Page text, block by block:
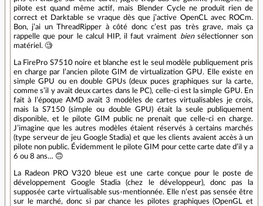
pilote est quand même actif, mais Blender Cycle ne produit rien de
correct et Darktable se vraque dès que j’active OpenCL avec ROCm.
Bon, j’ai un ThreadRipper à côté donc c’est pas très grave, mais ça
rappelle que pour le calcul HIP, il faut vraiment biensélectionner son
matériel. 🧐️
La FirePro S7510 noire et blanche est le seul modèle publiquement pris
en charge par l’ancien pilote GIM de virtualization GPU. Elle existe en
simple GPU ou en double GPUs (deux puces graphiques sur la carte,
comme s’il y avait deux cartes dans le PC), celle-ci est la simple GPU. En
fait à l’époque AMD avait 3 modèles de cartes virtualisables je crois,
mais la S7150 (simple ou double GPU) était la seule publiquement
disponible, et le pilote GIM public ne prenait que celle-ci en charge.
J’imagine que les autres modèles étaient réservés à certains marchés
(type serveur de jeu Google Stadia) et que les clients avaient accès à un
pilote non public. Évidemment le pilote GIM pour cette carte date d’il y a
6 ou 8 ans… 🙃️
La Radeon PRO V320 bleue est une carte conçue pour le poste de
développement Google Stadia (chez le développeur), donc pas la
supposée carte virtualisable sus-mentionnée. Elle n’est pas sensée être
sur le marché, donc si par chance les pilotes graphiques (OpenGL et